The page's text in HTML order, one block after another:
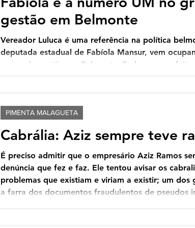
gestão em Belmonte
Vereador Luluca é uma referência na política
deputada estadual de Fabíola Mansur, vem
grupo da gestão em Belmonte. Embora o prefeito
peso político que representam. Luluca que já cheg
Cabrália: Aziz sempre teve
É preciso admitir que o empresário Aziz Ramos
denúncia que fez e faz. Ele tentou avisar os
problemas que existiam e viriam a existir; um
a farra dos documentos fraudulentos de pseudos
PIMENTA MALAGUETA